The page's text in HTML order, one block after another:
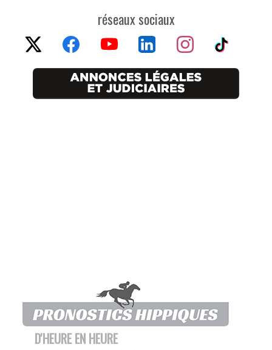
réseaux sociaux
D'HEURE EN HEURE